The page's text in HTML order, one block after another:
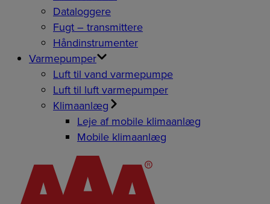
Dataloggere
Fugt – transmittere
Håndinstrumenter
Varmepumper
Luft til vand varmepumpe
Luft til luft varmepumper
Klimaanlæg
Leje af mobile klimaanlæg
Mobile klimaanlæg